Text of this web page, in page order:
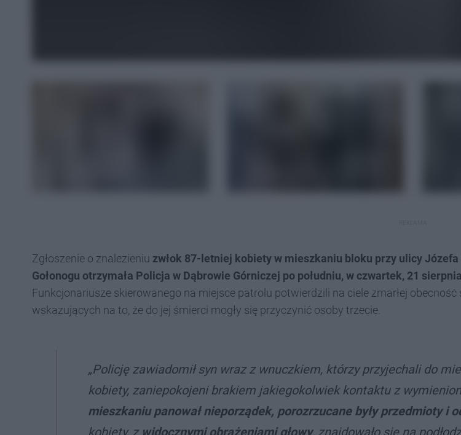
Zgłoszenie o znalezieniu zwłok 87-letniej kobiety w mieszkaniu bloku przy ulicy
Gołonogu otrzymała Policja w Dąbrowie Górniczej po południu, w czwartek, 21
Funkcjonariusze skierowanego na miejsce patrolu potwierdzili na ciele zmarłej obecność
wskazujących na to, że do jej śmierci mogły się przyczynić osoby trzecie.
„Policję zawiadomił syn wraz z wnuczkiem, którzy przyjechali do
kobiety, zaniepokojeni brakiem jakiegokolwiek kontaktu z
mieszkaniu panował nieporządek, porozrzucane były przedmioty i
kobiety, z widocznymi obrażeniami głowy, znajdowało się na